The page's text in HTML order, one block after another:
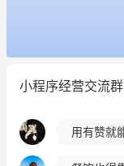
小程序经营交流群